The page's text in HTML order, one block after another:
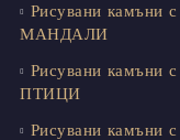
Рисувани камъни с
МАНДАЛИ
Рисувани камъни с
ПТИЦИ
Рисувани камъни с